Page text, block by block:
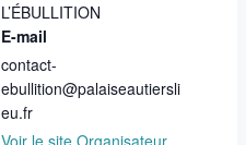
L’ÉBULLITION
E-mail
contact-
ebullition@palaiseautiersli
eu.fr